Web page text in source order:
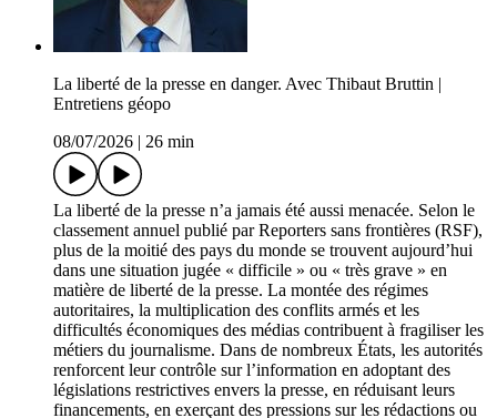
La liberté de la presse en danger. Avec Thibaut Bruttin |
Entretiens géopo
08/07/2026
26 min
La liberté de la presse n’a jamais été aussi menacée. Selon le
classement annuel publié par Reporters sans frontières (RSF),
plus de la moitié des pays du monde se trouvent aujourd’hui
dans une situation jugée « difficile » ou « très grave » en
matière de liberté de la presse. La montée des régimes
autoritaires, la multiplication des conflits armés et les
difficultés économiques des médias contribuent à fragiliser les
métiers du journalisme. Dans de nombreux États, les autorités
renforcent leur contrôle sur l’information en adoptant des
législations restrictives envers la presse, en réduisant leurs
financements, en exerçant des pressions sur les rédactions ou